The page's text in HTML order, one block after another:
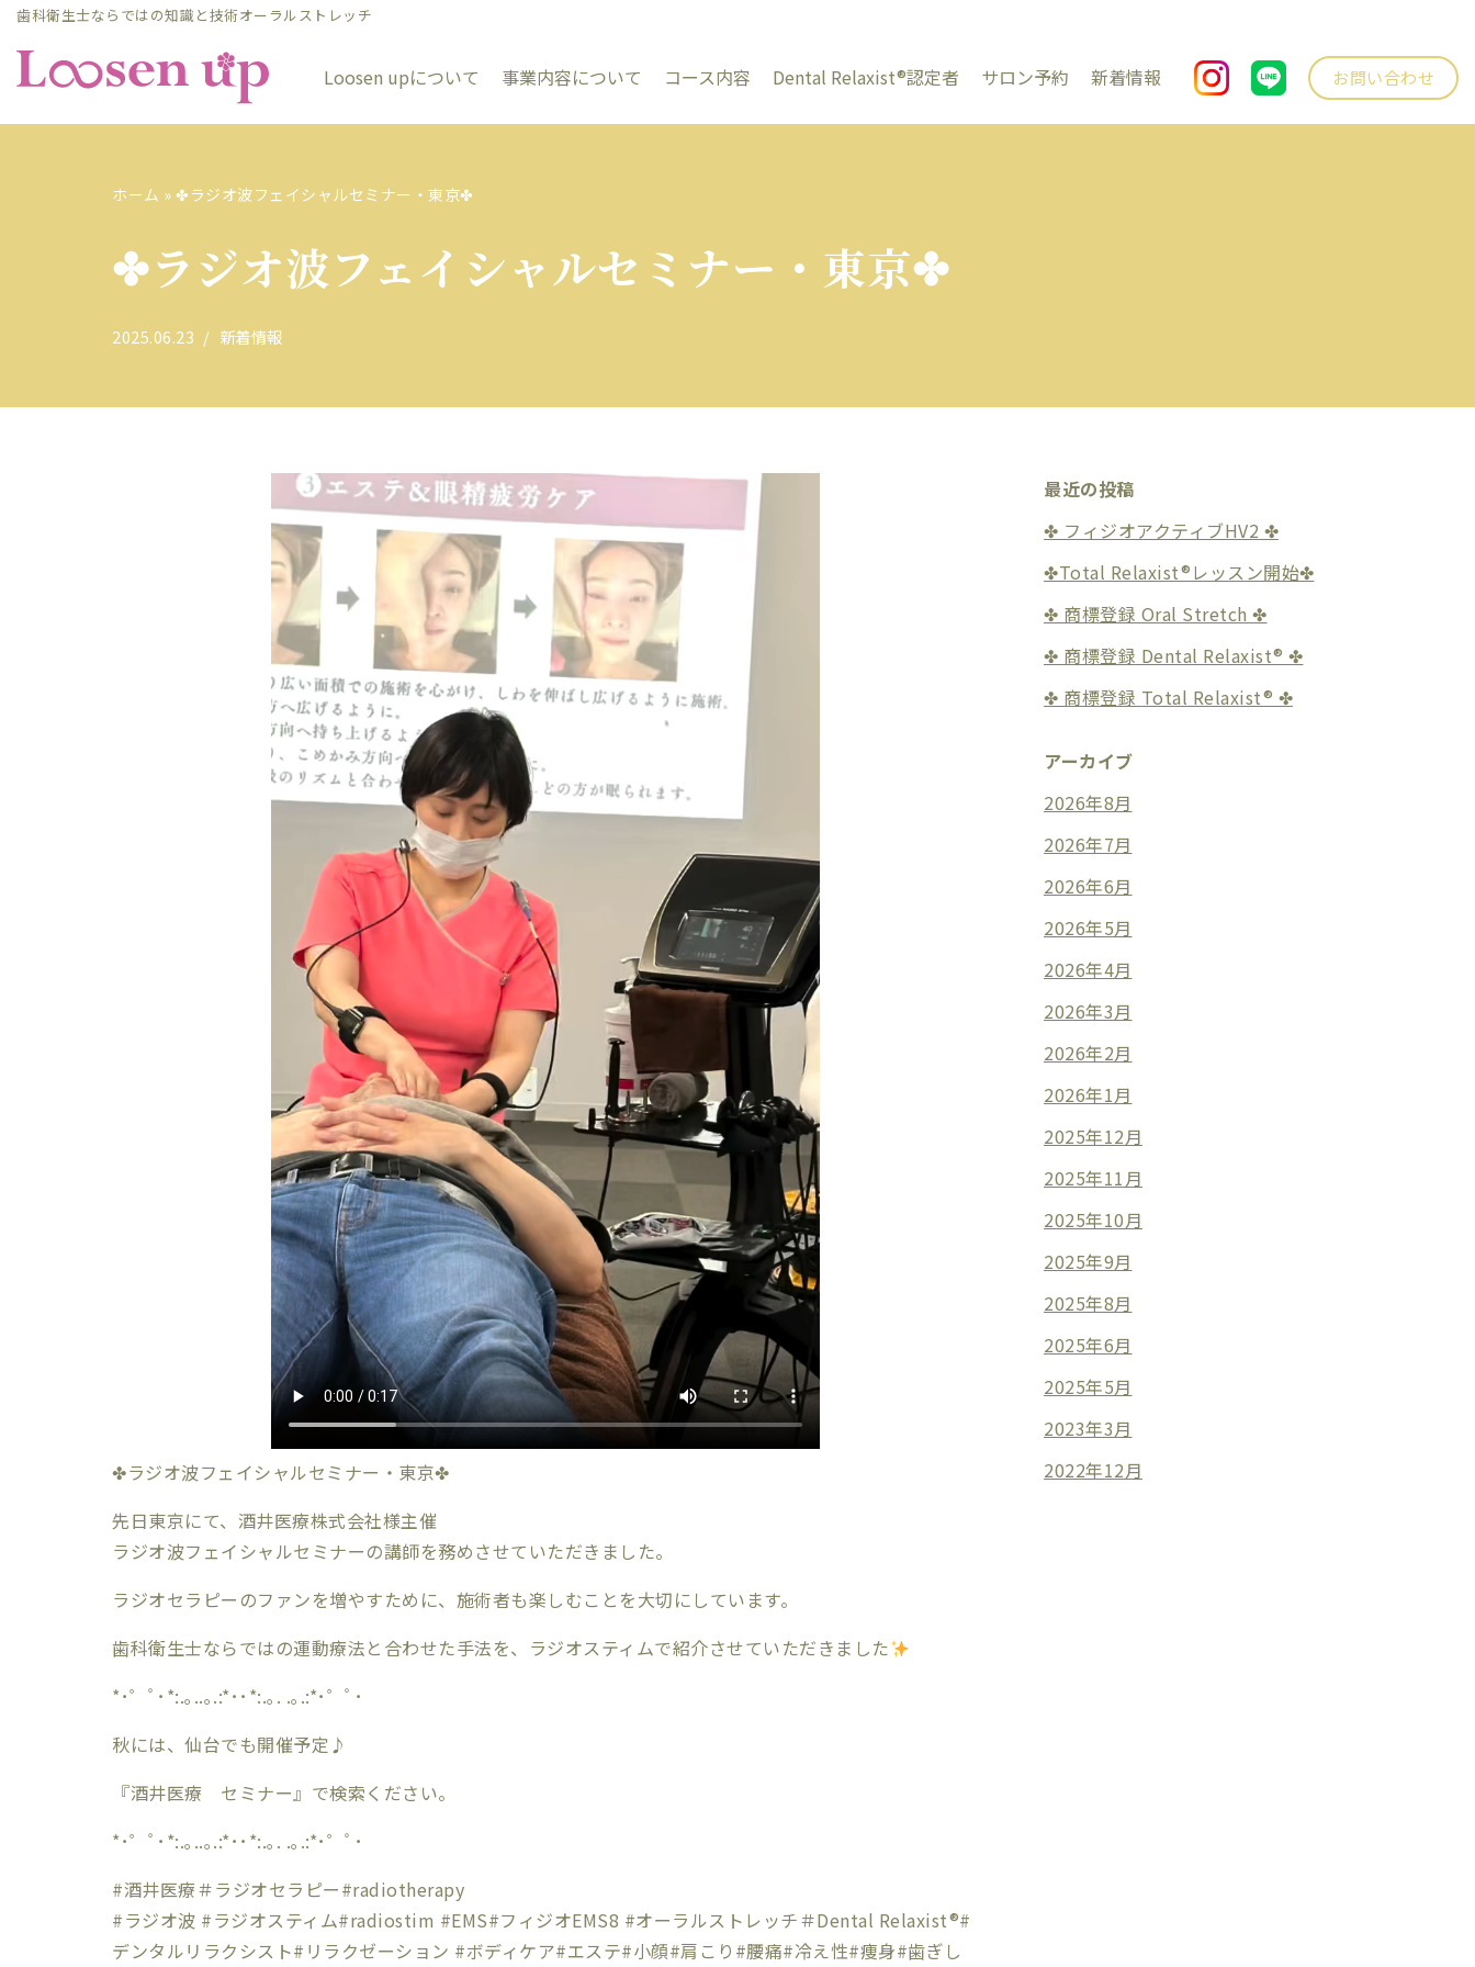
コ
ン
テ
歯科衛生士ならではの知識と技術オーラルストレッチ
Loosen upについて 事業内容について コース内容 Dental Relaxist®︎認定者 サロン予約 新着情報 お問い合わせ
ホーム » ✤ラジオ波フェイシャルセミナー・東京✤
✤ラジオ波フェイシャルセミナー・東京✤
2025.06.23 新着情報
✤ラジオ波フェイシャルセミナー・東京✤
先日東京にて、酒井医療株式会社様主催
ラジオ波フェイシャルセミナーの講師を務めさせていただきました。
ラジオセラピーのファンを増やすために、施術者も楽しむことを大切にしています。
歯科衛生士ならではの運動療法と合わせた手法を、ラジオスティムで紹介させていただきました
*･゜ﾟ･*:.｡..｡.:*･･*:.｡. .｡.:*･゜ﾟ･
秋には、仙台でも開催予定♪
『酒井医療 セミナー』で検索ください。
*･゜ﾟ･*:.｡..｡.:*･･*:.｡. .｡.:*･゜ﾟ･
#酒井医療＃ラジオセラピー#radiotherapy
#ラジオ波 #ラジオスティム#radiostim #EMS#フィジオEMS8 #オーラルストレッチ＃Dental Relaxist®︎#
デンタルリラクシスト#リラクゼーション #ボディケア#エステ#小顔#肩こり#腰痛#冷え性#痩身#歯ぎし
最近の投稿
✤ フィジオアクティブHV2 ✤
✤Total Relaxist®︎レッスン開始✤
✤ 商標登録 Oral Stretch ✤
✤ 商標登録 Dental Relaxist®︎ ✤
✤ 商標登録 Total Relaxist®︎ ✤
アーカイブ
2026年8月
2026年7月
2026年6月
2026年5月
2026年4月
2026年3月
2026年2月
2026年1月
2025年12月
2025年11月
2025年10月
2025年9月
2025年8月
2025年6月
2025年5月
2023年3月
2022年12月